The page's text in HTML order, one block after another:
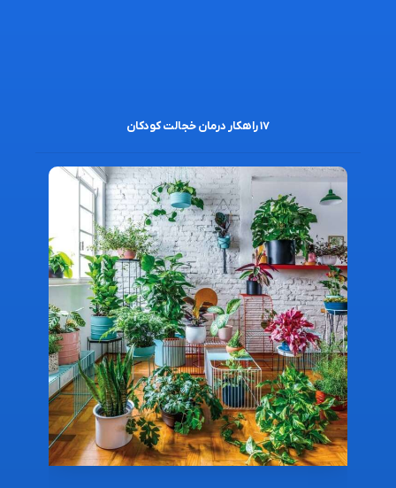
۱۷ راهکار درمان خجالت کودکان